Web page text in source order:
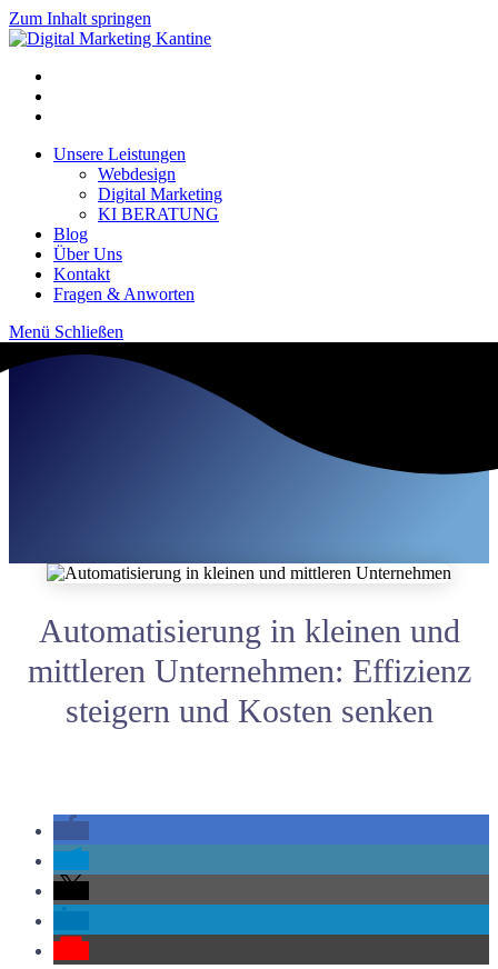
Zum Inhalt springen
Unsere Leistungen
Webdesign
Digital Marketing
KI BERATUNG
Blog
Über Uns
Kontakt
Fragen & Anworten
Menü Schließen
Automatisierung in kleinen und
mittleren Unternehmen: Effizienz
steigern und Kosten senken